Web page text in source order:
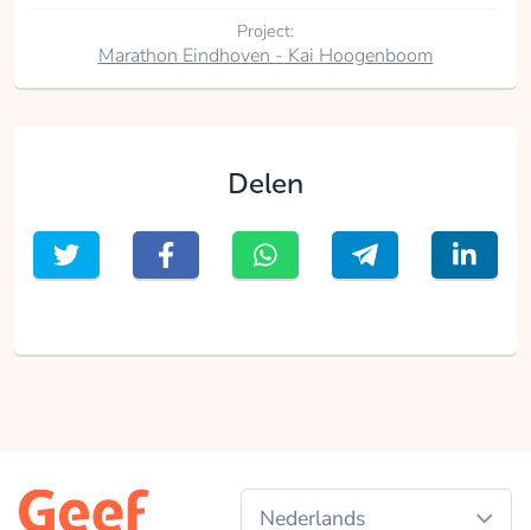
Project:
Marathon Eindhoven - Kai Hoogenboom
Delen
Nederlands